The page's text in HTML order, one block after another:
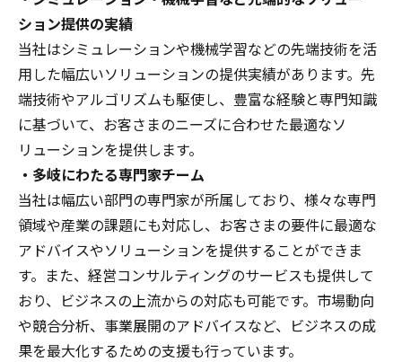
ション提供の実績
当社はシミュレーションや機械学習などの先端技術を活
用した幅広いソリューションの提供実績があります。先
端技術やアルゴリズムも駆使し、豊富な経験と専門知識
に基づいて、お客さまのニーズに合わせた最適なソ
リューションを提供します。
・多岐にわたる専門家チーム
当社は幅広い部門の専門家が所属しており、様々な専門
領域や産業の課題にも対応し、お客さまの要件に最適な
アドバイスやソリューションを提供することができま
す。また、経営コンサルティングのサービスも提供して
おり、ビジネスの上流からの対応も可能です。市場動向
や競合分析、事業展開のアドバイスなど、ビジネスの成
果を最大化するための支援も行っています。